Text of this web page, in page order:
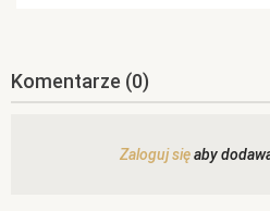
Komentarze (0)
Zaloguj sięaby